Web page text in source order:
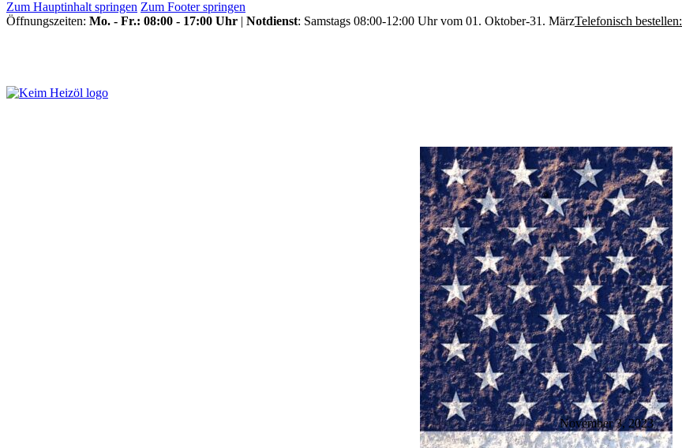
Zum Hauptinhalt springen Zum Footer springen
Öffnungszeiten: Mo. - Fr.: 08:00 - 17:00 Uhr | Notdienst: Samstags 08:00-12:00 Uhr vom 01. Oktober-31. MärzTelefonisch bestellen:
November 3, 2023